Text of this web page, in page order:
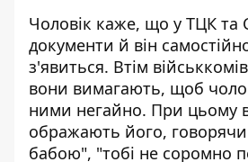
Чоловік каже, що у ТЦК та
документи й він
з'явиться. Втім
вони вимагають, щоб
ними негайно. При цьому
ображають його,
бабою", "тобі не соромно